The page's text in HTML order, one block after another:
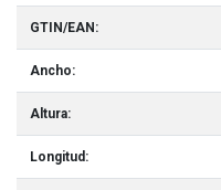
GTIN/EAN:
Ancho:
Altura:
Longitud: